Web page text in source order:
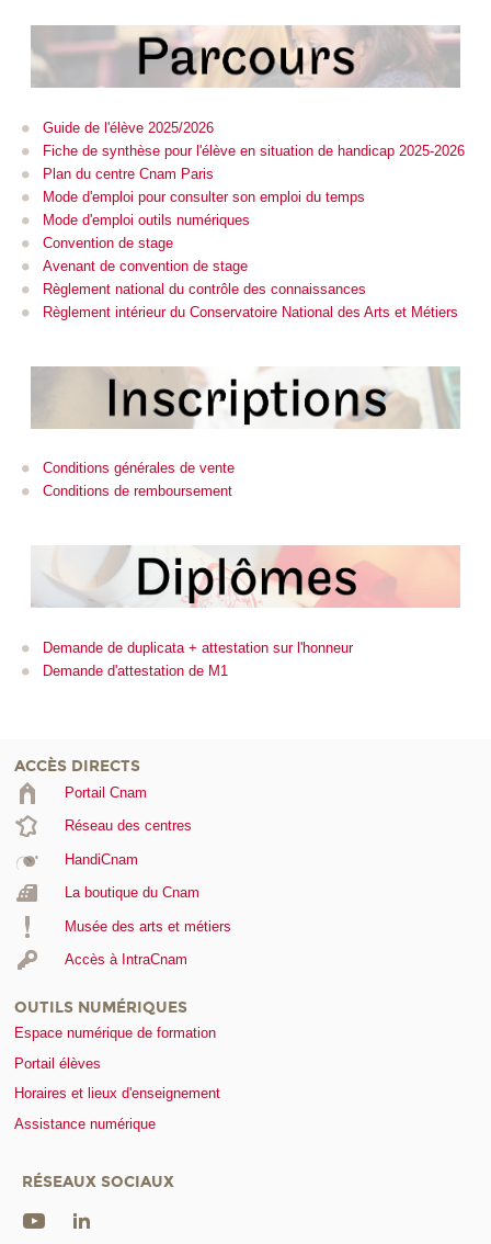
Guide de l'élève 2025/2026
Fiche de synthèse pour l'élève en situation de handicap 2025-2026
Plan du centre Cnam Paris
Mode d'emploi pour consulter son emploi du temps
Mode d'emploi outils numériques
Convention de stage
Avenant de convention de stage
Règlement national du contrôle des connaissances
Règlement intérieur du Conservatoire National des Arts et Métiers
Conditions générales de vente
Conditions de remboursement
Demande de duplicata + attestation sur l'honneur
Demande d'attestation de M1
ACCÈS DIRECTS
Portail Cnam
Réseau des centres
HandiCnam
La boutique du Cnam
Musée des arts et métiers
Accès à IntraCnam
OUTILS NUMÉRIQUES
Espace numérique de formation
Portail élèves
Horaires et lieux d'enseignement
Assistance numérique
RÉSEAUX SOCIAUX